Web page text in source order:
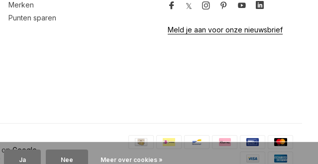
Merken
Punten sparen
Meld je aan voor onze nieuwsbrief
opGoogle
Ja Nee Meer over cookies »